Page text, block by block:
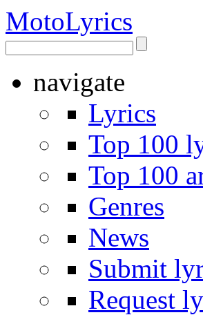
MotoLyrics
navigate
Lyrics
Top 100
Top 100
Genres
News
Submit
Request